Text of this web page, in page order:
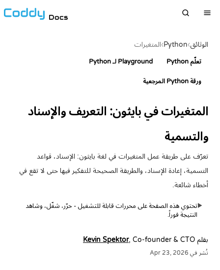
Docs
الوثائق›
Python
›المتغيرات
تعلّم Python Playground لـ Python
ورقة Python المرجعية
المتغيرات في بايثون: التعريف والإسناد
والتسمية
تعرّف على طريقة عمل المتغيرات في لغة بايثون: الإسناد، قواعد
التسمية، إعادة الإسناد، والطريقة الصحيحة للتفكير فيها حتى لا تقع في
أخطاء شائعة.
▶تحتوي هذه الصفحة على محررات قابلة للتشغيل - حرّر، شغّل، وشاهد
النتيجة فوراً.
بقلم Kevin Spektor, Co-founder & CTO
نُشر في Apr 23, 2026